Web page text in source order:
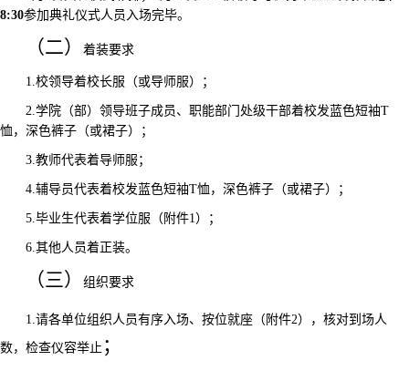
8:30参加典礼仪式人员入场完毕。
（二） 着装要求
1.校领导着校长服（或导师服） ；
2.学院（部）领导班子成员 、 职能部门处级干部着校发蓝色短袖T
恤，深色裤子（或裙子）
；
3.教师代表着导师服；
4.辅导员代表着校发蓝色短袖T恤，深色裤子（或裙子）；
5.毕业生代表着学位服（附件1）；
6.其他人员着 正装。
（三） 组织要求
1.请各单位组织人员有序入场、按位就座 （附件2），核对到场人
数，检查仪容举止 ；